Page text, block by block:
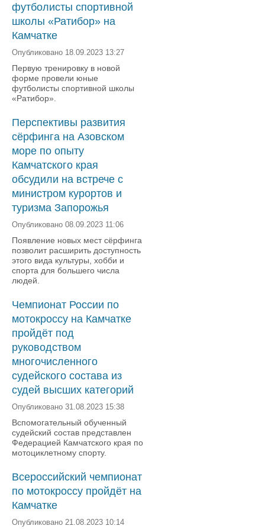
футболисты спортивной
школы «Ратибор» на
Камчатке
Опубликовано 18.09.2023 13:27
Первую тренировку в новой
форме провели юные
футболисты спортивной школы
«Ратибор».
Перспективы развития
сёрфинга на Азовском
море по опыту
Камчатского края
обсудили на встрече с
министром курортов и
туризма Запорожья
Опубликовано 08.09.2023 11:06
Появление новых мест сёрфинга
позволит расширить доступность
этого вида культуры, хобби и
спорта для большего числа
людей.
Чемпионат России по
мотокроссу на Камчатке
пройдёт под
руководством
многочисленного
судейского состава из
судей высших категорий
Опубликовано 31.08.2023 15:38
Вспомогательный обученный
судейский состав представлен
Федерацией Камчатского края по
мотоциклетному спорту.
Всероссийский чемпионат
по мотокроссу пройдёт на
Камчатке
Опубликовано 21.08.2023 10:14